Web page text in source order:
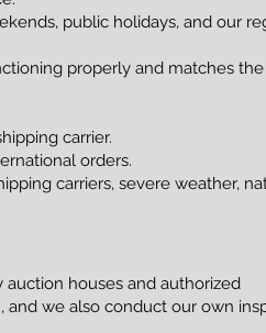
public holidays, and our
properly and matches the
carrier.
orders.
carriers, severe weather,
houses and authorized
and we also conduct our own